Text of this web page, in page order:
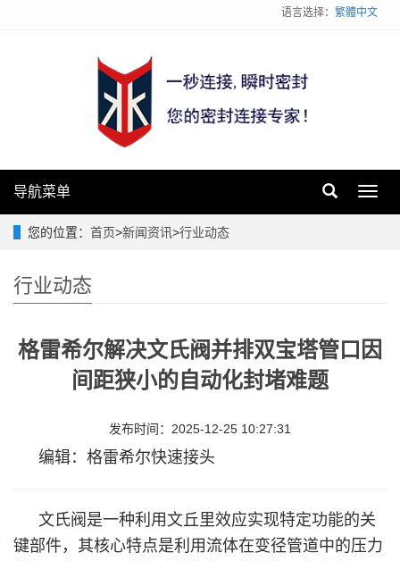
语言选择： 繁體中文
导航菜单
您的位置： 首页>新闻资讯>行业动态
行业动态
格雷希尔解决文氏阀并排双宝塔管口因
间距狭小的自动化封堵难题
发布时间：2025-12-25 10:27:31
编辑：格雷希尔快速接头
文氏阀是一种利用文丘里效应实现特定功能的关
键部件，其核心特点是利用流体在变径管道中的压力